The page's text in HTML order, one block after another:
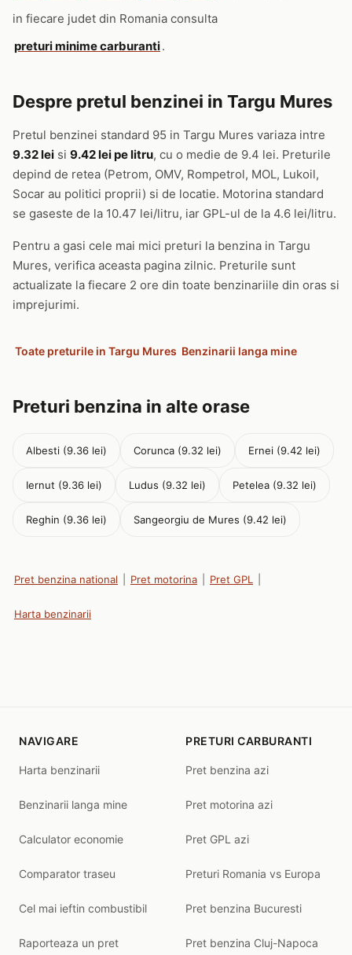
in fiecare judet din Romania consulta
preturi minime carburanti.
Despre pretul benzinei in Targu Mures
Pretul benzinei standard 95 in Targu Mures variaza intre
9.32 lei si 9.42 lei pe litru, cu o medie de 9.4 lei. Preturile
depind de retea (Petrom, OMV, Rompetrol, MOL, Lukoil,
Socar au politici proprii) si de locatie. Motorina standard
se gaseste de la 10.47 lei/litru, iar GPL-ul de la 4.6 lei/litru.
Pentru a gasi cele mai mici preturi la benzina in Targu
Mures, verifica aceasta pagina zilnic. Preturile sunt
actualizate la fiecare 2 ore din toate benzinariile din oras si
imprejurimi.
Toate preturile in Targu Mures Benzinarii langa mine
Preturi benzina in alte orase
Albesti (9.36 lei) Corunca (9.32 lei) Ernei (9.42 lei)
Iernut (9.36 lei) Ludus (9.32 lei) Petelea (9.32 lei)
Reghin (9.36 lei) Sangeorgiu de Mures (9.42 lei)
Pret benzina national Pret motorina Pret GPL
Harta benzinarii
NAVIGARE
Harta benzinarii
Benzinarii langa mine
Calculator economie
Comparator traseu
Cel mai ieftin combustibil
Raporteaza un pret
PRETURI CARBURANTI
Pret benzina azi
Pret motorina azi
Pret GPL azi
Preturi Romania vs Europa
Pret benzina Bucuresti
Pret benzina Cluj-Napoca